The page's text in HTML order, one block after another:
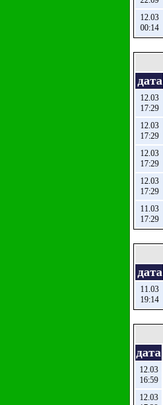
12.03
00:14
дата
12.03
17:29
12.03
17:29
12.03
17:29
12.03
17:29
11.03
17:29
дата
11.03
19:14
дата
12.03
16:59
12.03